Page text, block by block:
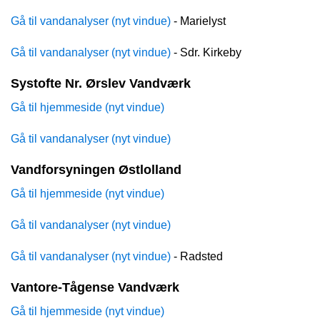
Gå til vandanalyser (nyt vindue) - Marielyst
Gå til vandanalyser (nyt vindue) - Sdr. Kirkeby
Systofte Nr. Ørslev Vandværk
Gå til hjemmeside (nyt vindue)
Gå til vandanalyser (nyt vindue)
Vandforsyningen Østlolland
Gå til hjemmeside (nyt vindue)
Gå til vandanalyser (nyt vindue)
Gå til vandanalyser (nyt vindue) - Radsted
Vantore-Tågense Vandværk
Gå til hjemmeside (nyt vindue)